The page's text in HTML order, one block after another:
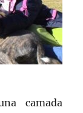
camada